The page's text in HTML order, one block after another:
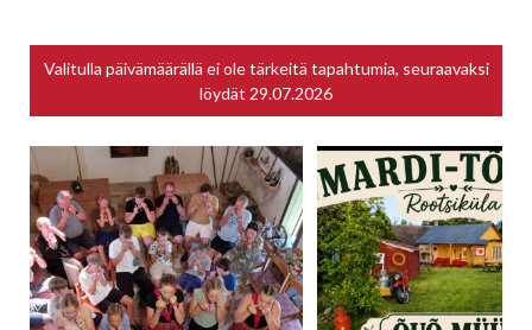
Valitulla päivämäärällä ei ole tärkeitä tapahtumia, seuraavaksi
löydät 29.07.2026